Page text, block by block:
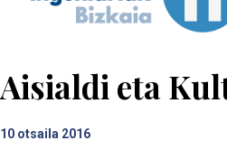
Aisialdi eta
10 otsaila 2016